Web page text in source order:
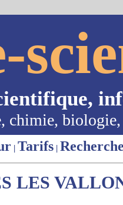
chimie,
| Tarifs |
LES